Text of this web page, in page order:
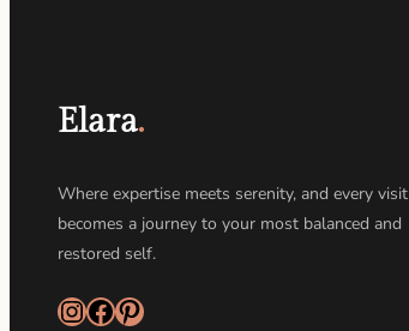
Elara.
Where expertise meets serenity, and every visit
becomes a journey to your most balanced and
restored self.
InstagramFacebook Pinterest